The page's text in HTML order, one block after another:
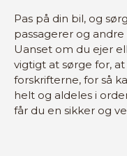
Pas på din bil, og
passagerer og
Uanset om du ejer
vigtigt at sørge for,
forskrifterne, for så
helt og aldeles i
får du en sikker og